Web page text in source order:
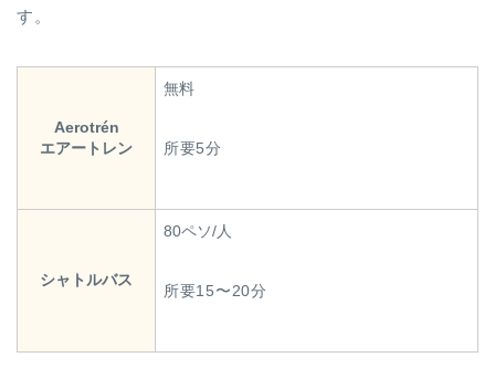
す。
Aerotrén
エアートレン
無料
所要5分
シャトルバス
80ペソ/人
所要15〜20分